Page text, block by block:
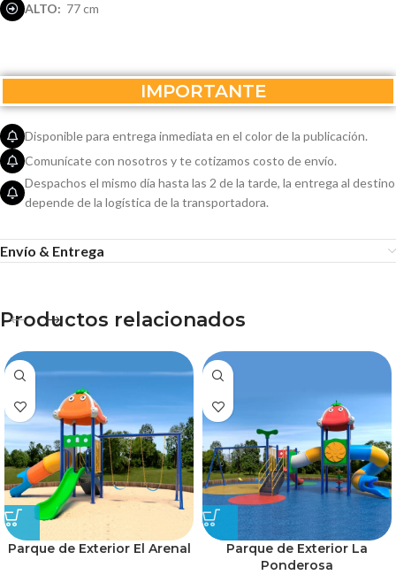
ALTO: 77 cm
IMPORTANTE
Disponible para entrega inmediata en el color de la publicación.
Comunícate con nosotros y te cotizamos costo de envío.
Despachos el mismo día hasta las 2 de la tarde, la entrega al destino
depende de la logística de la transportadora.
Envío & Entrega
Productos relacionados
Parque de Exterior El Arenal
Parque de Exterior La
Ponderosa